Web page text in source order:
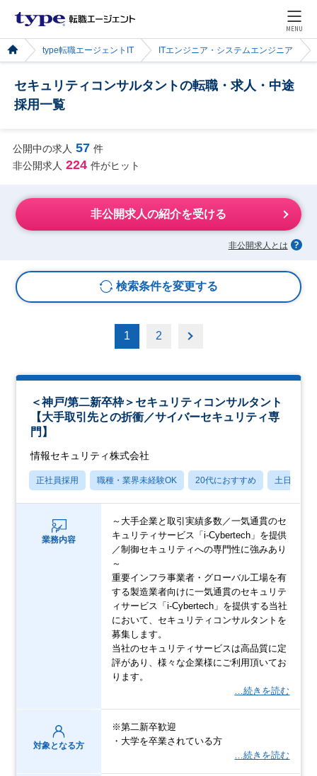
MENU
type転職エージェントIT ITエンジニア・システムエンジニア
セキュリティコンサルタントの転職・求人・中途
採用一覧
公開中の求人 57 件
非公開求人 224 件がヒット
非公開求人の紹介を受ける
非公開求人とは
検索条件を変更する
1 2
＜神戸/第二新卒枠＞セキュリティコンサルタント
【大手取引先との折衝／サイバーセキュリティ専
門】
情報セキュリティ株式会社
正社員採用 職種・業界未経験OK 20代におすすめ 土日祝休み
業務内容
～大手企業と取引実績多数／一気通貫のセ
キュリティサービス「i-Cybertech」を提供
／制御セキュリティへの専門性に強みあり
～
重要インフラ事業者・グローバル工場を有
する製造業者向けに一気通貫のセキュリテ
ィサービス「i-Cybertech」を提供する当社
において、セキュリティコンサルタントを
募集します。
当社のセキュリティサービスは高品質に定
評があり、様々な企業様にご利用頂いてお
ります。
…続きを読む
対象となる方
※第二新卒歓迎
・大学を卒業されている方
…続きを読む